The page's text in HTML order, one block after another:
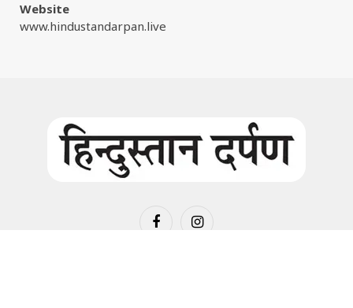
Website
www.hindustandarpan.live
FacebookInstagram